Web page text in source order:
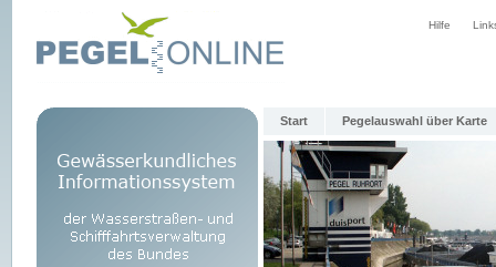
Hilfe
Start Pegelauswahl über Karte